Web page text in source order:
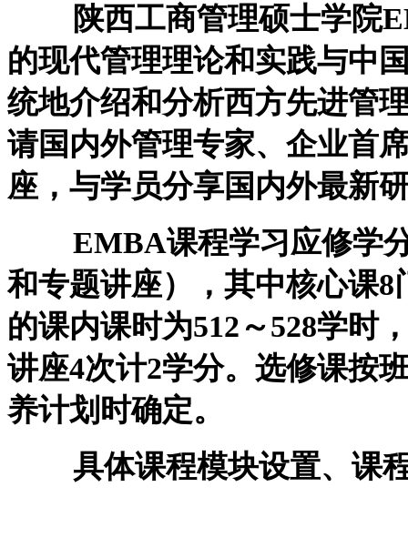
陕西工商管理硕士学院
的现代管理理论和实践与中
统地介绍和分析西方先进管
请国内外管理专家、企业首
座，与学员分享国内外最新
EMBA课程学习应修学分
和专题讲座），其中核心课
的课内课时为512～528学时
讲座4次计2学分。选修课按
养计划时确定。
具体课程模块设置、课程